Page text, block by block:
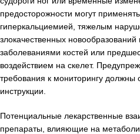
предосторожности могут
гиперкальциемией, тяжелым
злокачественных
заболеваниями костей или
воздействием на скелет.
требования к мониторингу должны
инструкции.
Потенциальные лекарственные
препараты, влияющие на